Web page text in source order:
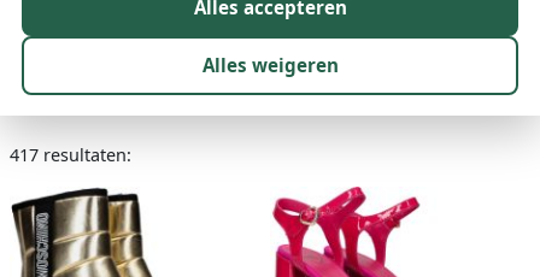
je alles, van elegante pumps, comfortabele sneakers, trendy
enkellaarsjes tot zomerse sandalen en stijlvolle laarzen. Met Love
Moschino aan je voeten maak je zeker indruk!
Enkellaarsjes Espadrilles
Maat Merk 1 Kleur Prijs Materiaal
417 resultaten:
Alles accepteren
Alles weigeren